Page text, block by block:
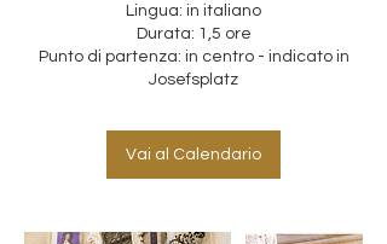
Lingua: in italiano
Durata: 1,5 ore
Punto di partenza: in centro - indicato in
Josefsplatz
Vai al Calendario